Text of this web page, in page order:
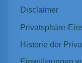
Disclaimer
Privatsphäre-
Historie der